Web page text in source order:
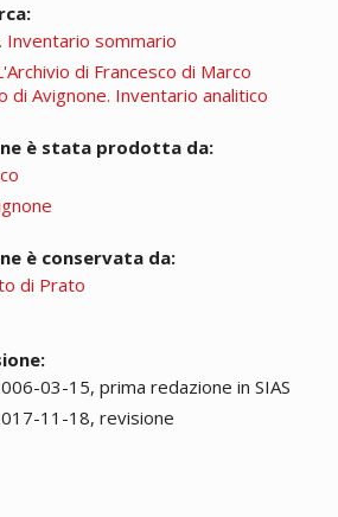
Inventario sommario
di Francesco di Marco
di Avignone. Inventario analitico
è stata prodotta da:
è conservata da:
di Prato
03-15, prima redazione in SIAS
11-18, revisione